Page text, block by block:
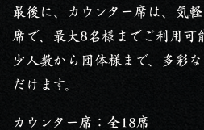
最後に、カウンター席は、気
席で、最大8名様までご利用可
少人数から団体様まで、多彩
だけます。
カウンター席：全18席